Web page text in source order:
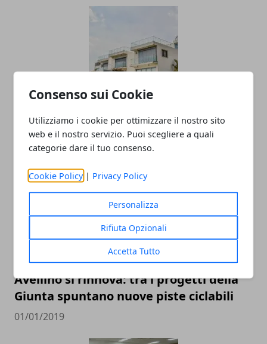
Consenso sui Cookie
Utilizziamo i cookie per ottimizzare il nostro sito
web e il nostro servizio. Puoi scegliere a quali
categorie dare il tuo consenso.
Cookie Policy | Privacy Policy
Personalizza
Rifiuta Opzionali
Accetta Tutto
La situazione nel 2018 del Mercato
Immobiliare ad Avellino
05/01/2019
Avellino si rinnova: tra i progetti della
Giunta spuntano nuove piste ciclabili
01/01/2019